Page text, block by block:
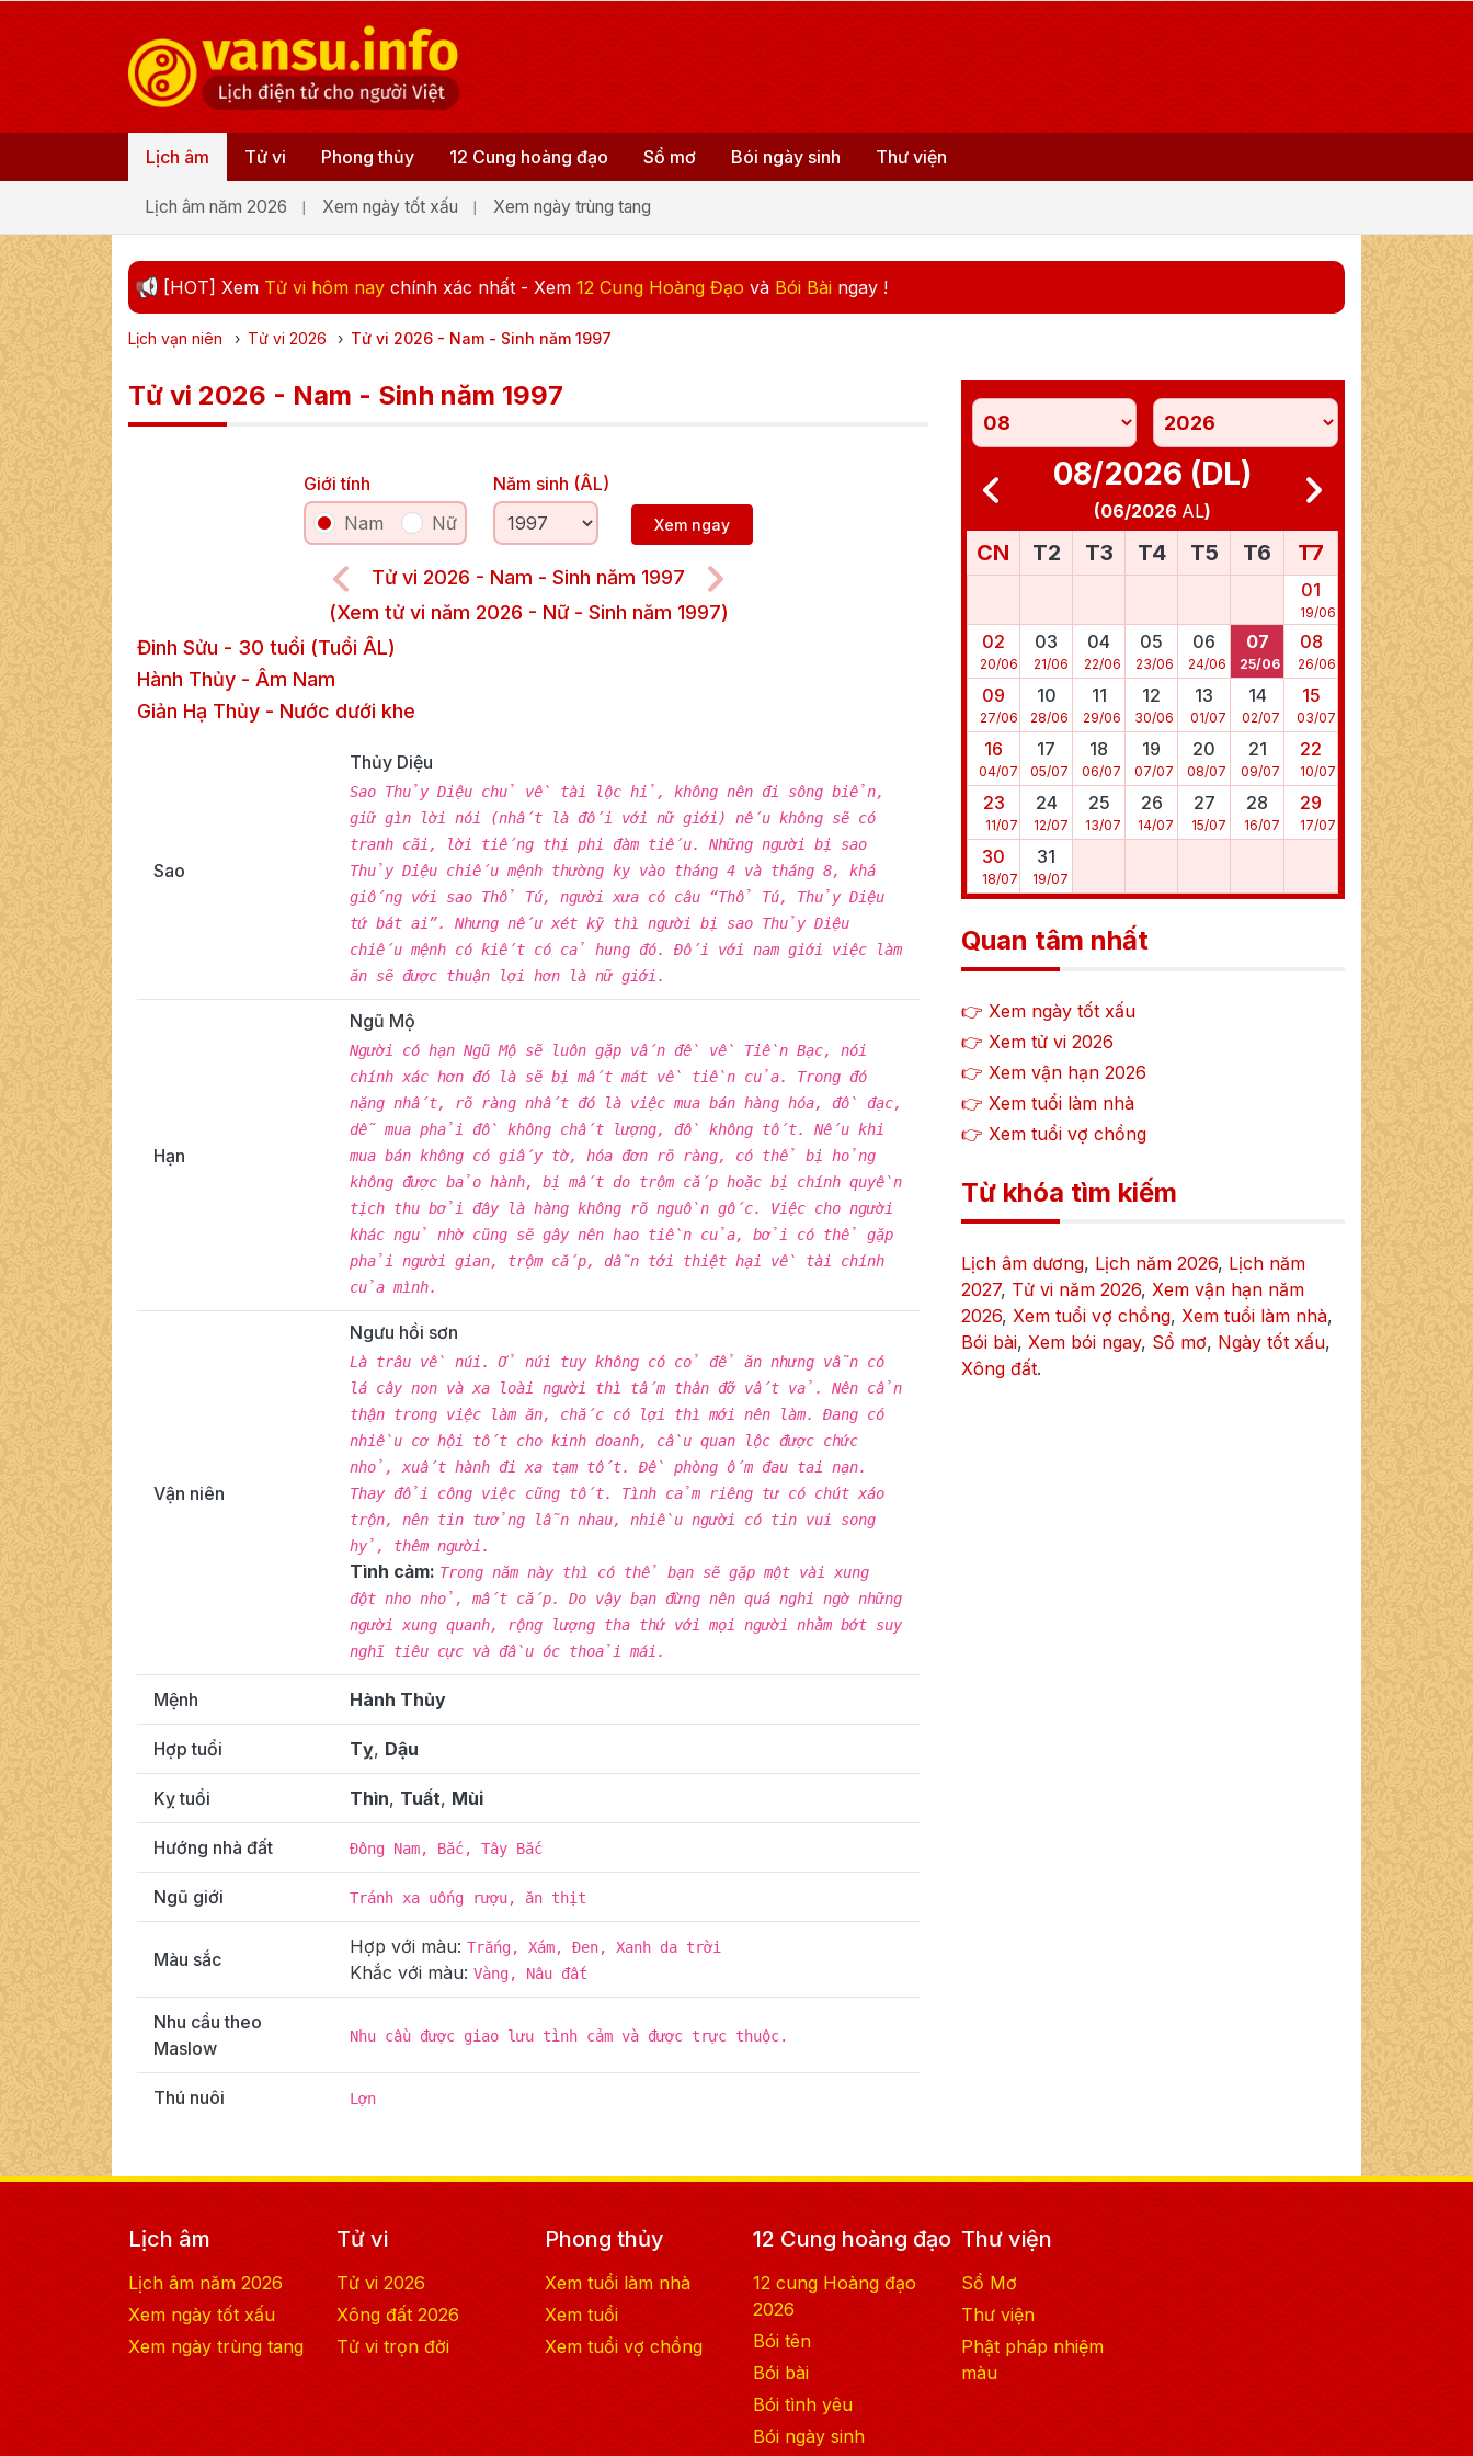
Lịch âm
Lịch âm năm 2026 Xem ngày tốt xấu Xem ngày trùng tang
Tử vi Phong thủy 12 Cung hoàng đạo Sổ mơ Bói ngày sinh Thư viện
[HOT] Xem Tử vi hôm nay chính xác nhất - Xem 12 Cung Hoàng Đạo và Bói Bài ngay !
Lịch vạn niên › Tử vi 2026 › Tử vi 2026 - Nam - Sinh năm 1997
Tử vi 2026 - Nam - Sinh năm 1997
Giới tính
Nam
Nữ
Năm sinh (ÂL)
Xem ngay
Tử vi 2026 - Nam - Sinh năm 1997
(Xem tử vi năm 2026 - Nữ - Sinh năm 1997)
Đinh Sửu - 30 tuổi (Tuổi ÂL)
Hành Thủy - Âm Nam
Giản Hạ Thủy - Nước dưới khe
Sao
Thủy Diệu
Sao Thủy Diệu chủ về tài lộc hỉ, không nên đi sông biển,
giữ gìn lời nói (nhất là đối với nữ giới) nếu không sẽ có
tranh cãi, lời tiếng thị phi đàm tiếu. Những người bị sao
Thủy Diệu chiếu mệnh thường kỵ vào tháng 4 và tháng 8, khá
giống với sao Thổ Tú, người xưa có câu “Thổ Tú, Thủy Diệu
tứ bát ai”. Nhưng nếu xét kỹ thì người bị sao Thủy Diệu
chiếu mệnh có kiết có cả hung đó. Đối với nam giới việc làm
ăn sẽ được thuận lợi hơn là nữ giới.
Hạn
Ngũ Mộ
Người có hạn Ngũ Mộ sẽ luôn gặp vấn đề về Tiền Bạc, nói
chính xác hơn đó là sẽ bị mất mát về tiền của. Trong đó
nặng nhất, rõ ràng nhất đó là việc mua bán hàng hóa, đồ đạc,
dễ mua phải đồ không chất lượng, đồ không tốt. Nếu khi
mua bán không có giấy tờ, hóa đơn rõ ràng, có thể bị hỏng
không được bảo hành, bị mất do trộm cắp hoặc bị chính quyền
tịch thu bởi đây là hàng không rõ nguồn gốc. Việc cho người
khác ngủ nhờ cũng sẽ gây nên hao tiền của, bởi có thể gặp
phải người gian, trộm cắp, dẫn tới thiệt hại về tài chính
của mình.
Vận niên
Ngưu hồi sơn
Là trâu về núi. Ở núi tuy không có cỏ để ăn nhưng vẫn có
lá cây non và xa loài người thì tấm thân đỡ vất vả. Nên cẩn
thận trong việc làm ăn, chắc có lợi thì mới nên làm. Đang có
nhiều cơ hội tốt cho kinh doanh, cầu quan lộc được chức
nhỏ, xuất hành đi xa tạm tốt. Đề phòng ốm đau tai nạn.
Thay đổi công việc cũng tốt. Tình cảm riêng tư có chút xáo
trộn, nên tin tưởng lẫn nhau, nhiều người có tin vui song
hỷ, thêm người.
Tình cảm: Trong năm này thì có thể bạn sẽ gặp một vài xung
đột nho nhỏ, mất cắp. Do vậy bạn đừng nên quá nghi ngờ những
người xung quanh, rộng lượng tha thứ với mọi người nhằm bớt suy
nghĩ tiêu cực và đầu óc thoải mái.
Mệnh Hành Thủy
Hợp tuổi Tỵ, Dậu
Kỵ tuổi Thìn, Tuất, Mùi
Hướng nhà đất Đông Nam, Bắc, Tây Bắc
Ngũ giới Tránh xa uống rượu, ăn thịt
Màu sắc
Hợp với màu: Trắng, Xám, Đen, Xanh da trời
Khắc với màu: Vàng, Nâu đất
Nhu cầu theo
Maslow
Nhu cầu được giao lưu tình cảm và được trực thuộc.
Thú nuôi Lợn
08/2026 (DL)
(06/2026 AL)
CN T2 T3 T4 T5 T6 T7
01
19/06
02
20/06
03
21/06
04
22/06
05
23/06
06
24/06
07
25/06
08
26/06
09
27/06
10
28/06
11
29/06
12
30/06
13
01/07
14
02/07
15
03/07
16
04/07
17
05/07
18
06/07
19
07/07
20
08/07
21
09/07
22
10/07
23
11/07
24
12/07
25
13/07
26
14/07
27
15/07
28
16/07
29
17/07
30
18/07
31
19/07
Quan tâm nhất
👉 Xem ngày tốt xấu
👉 Xem tử vi 2026
👉 Xem vận hạn 2026
👉 Xem tuổi làm nhà
👉 Xem tuổi vợ chồng
Từ khóa tìm kiếm
Lịch âm dương, Lịch năm 2026, Lịch năm
2027, Tử vi năm 2026, Xem vận hạn năm
2026, Xem tuổi vợ chồng, Xem tuổi làm nhà,
Bói bài, Xem bói ngay, Sổ mơ, Ngày tốt xấu,
Xông đất.
Lịch âm
Lịch âm năm 2026
Xem ngày tốt xấu
Xem ngày trùng tang
Tử vi
Tử vi 2026
Xông đất 2026
Tử vi trọn đời
Phong thủy
Xem tuổi làm nhà
Xem tuổi
Xem tuổi vợ chồng
12 Cung hoàng đạo
12 cung Hoàng đạo
2026
Bói tên
Bói bài
Bói tình yêu
Bói ngày sinh
Thư viện
Sổ Mơ
Thư viện
Phật pháp nhiệm
màu